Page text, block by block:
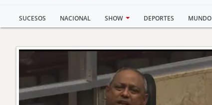
SUCESOS NACIONAL SHOW DEPORTES MUNDO
Sucesos
Nacional
Política